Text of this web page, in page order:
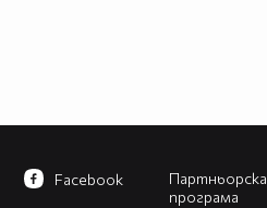
Партньорска
програма
Facebook